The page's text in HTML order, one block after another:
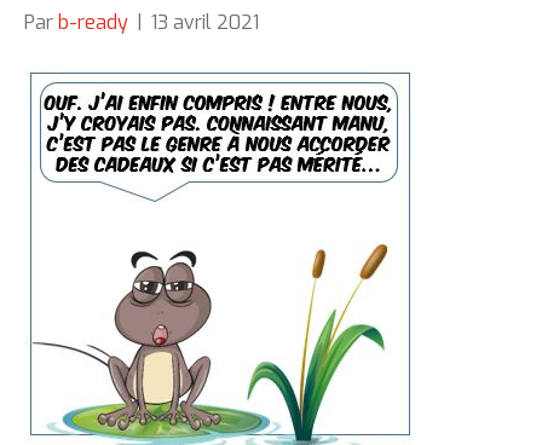
Par b-ready 13 avril 2021